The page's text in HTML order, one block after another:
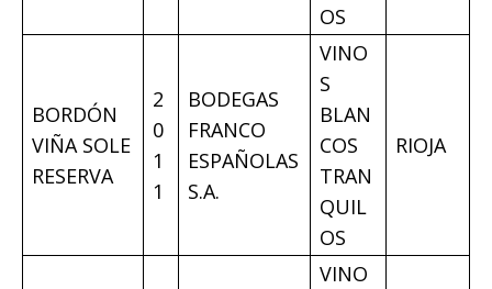
OS
BORDÓN
VIÑA SOLE
RESERVA
2
0
1
1
BODEGAS
FRANCO
ESPAÑOLAS
S.A.
VINO
S
BLAN
COS
TRAN
QUIL
OS
RIOJA
VINO